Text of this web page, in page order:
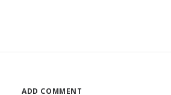
ADD COMMENT